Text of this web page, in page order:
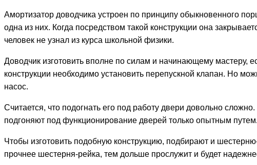
Амортизатор доводчика устроен по принципу обыкновенного
одна из них. Когда посредством такой конструкции она
человек не узнал из курса школьной физики.
Доводчик изготовить вполне по силам и начинающему мастеру,
конструкции необходимо установить перепускной клапан. Но
насос.
Считается, что подогнать его под работу двери довольно
подгоняют под функционирование дверей только опытным путем.
Чтобы изготовить подобную конструкцию, подбирают и
прочнее шестерня-рейка, тем дольше прослужит и будет